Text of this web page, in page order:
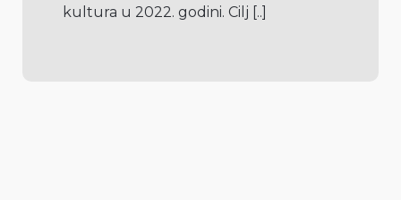
kultura u 2022. godini. Cilj [..]